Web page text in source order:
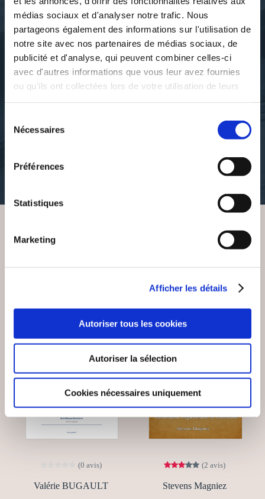
médias sociaux et d'analyser notre trafic. Nous
partageons également des informations sur l'utilisation de
notre site avec nos partenaires de médias sociaux, de
publicité et d'analyse, qui peuvent combiner celles-ci
avec d'autres informations que vous leur avez fournies
ou qu'ils ont collectées lors de votre utilisation de leurs
Nécessaires
Préférences
Statistiques
Marketing
Afficher les détails
Autoriser tous les cookies
Autoriser la sélection
Cookies nécessaires uniquement
DAISYBELLE
VOUS AIMEREZ AUSSI
(0 avis)
Valérie BUGAULT
(2 avis)
Stevens Magniez